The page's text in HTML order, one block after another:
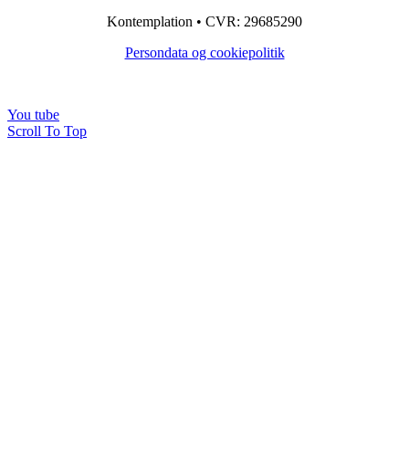
Kontemplation • CVR: 29685290
Persondata og cookiepolitik
You tube
Scroll To Top